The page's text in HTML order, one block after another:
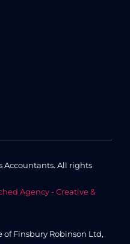
Accountants. All rights
Agency - Creative &
of Finsbury Robinson Ltd,